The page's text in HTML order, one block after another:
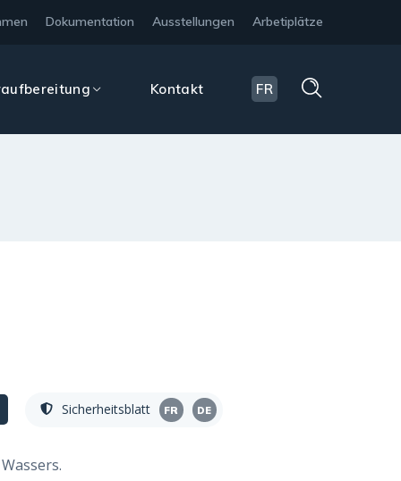
Dokumentation Ausstellungen Arbetiplätze
Kontakt FR
Sicherheitsblatt FR DE